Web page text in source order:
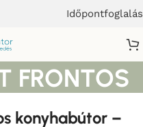
Időpontfoglalás
FRONTOS
konyhabútor –